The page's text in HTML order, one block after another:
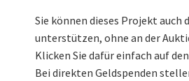
Sie können dieses Projekt
unterstützen, ohne an der
Klicken Sie dafür einfach auf
Bei direkten Geldspenden